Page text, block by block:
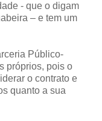
- que o digam
– e tem um
Público-
próprios, pois o
o contrato e
quanto a sua